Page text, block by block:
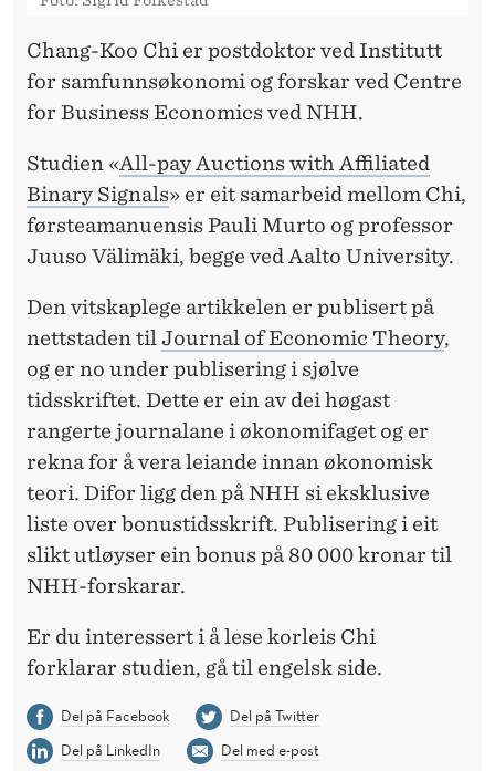
Chang-Koo Chi er postdoktor ved Institutt
for samfunnsøkonomi og forskar ved Centre
for Business Economics ved NHH.
Studien «All-pay Auctions with Affiliated
Binary Signals» er eit samarbeid mellom Chi,
førsteamanuensis Pauli Murto og professor
Juuso Välimäki, begge ved Aalto University.
Den vitskaplege artikkelen er publisert på
nettstaden tilJournal of Economic Theory,
og er no under publisering i sjølve
tidsskriftet. Dette er ein av dei høgast
rangerte journalane i økonomifaget og er
rekna for å vera leiande innan økonomisk
teori. Difor ligg den på NHH si eksklusive
liste over bonustidsskrift. Publisering i eit
slikt utløyser ein bonus på 80 000 kronar til
NHH-forskarar.
Er du interessert i å lese korleis Chi
forklarar studien, gå til engelsk side.
Del på Facebook
Del på Twitter
Del på LinkedIn
Del med e-post